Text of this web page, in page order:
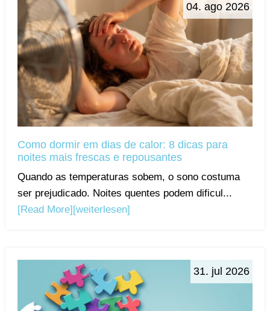
04. ago 2026
Como dormir em dias de calor: 8 dicas para
noites mais frescas e repousantes
Quando as temperaturas sobem, o sono costuma
ser prejudicado. Noites quentes podem dificul...
[Read More] [weiterlesen]
31. jul 2026